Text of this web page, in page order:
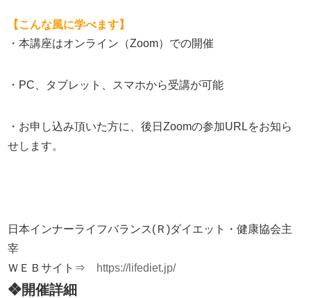
【こんな風に学べます】
・本講座はオンライン（Zoom）での開催
・ PC 、タブレット、スマホから受講が可能
・お申し込み頂いた方に、後日Zoomの参加URLをお知ら
せします。
日本インナーライフバランス(Ｒ)ダイエット・健康協会主
宰
ＷＥＢサイト⇒
https://lifediet.jp/
❖開催詳細